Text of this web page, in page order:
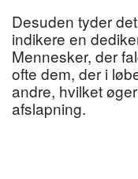
Desuden tyder
indikere en
Mennesker, der
ofte dem, der i
andre, hvilket
afslapning.